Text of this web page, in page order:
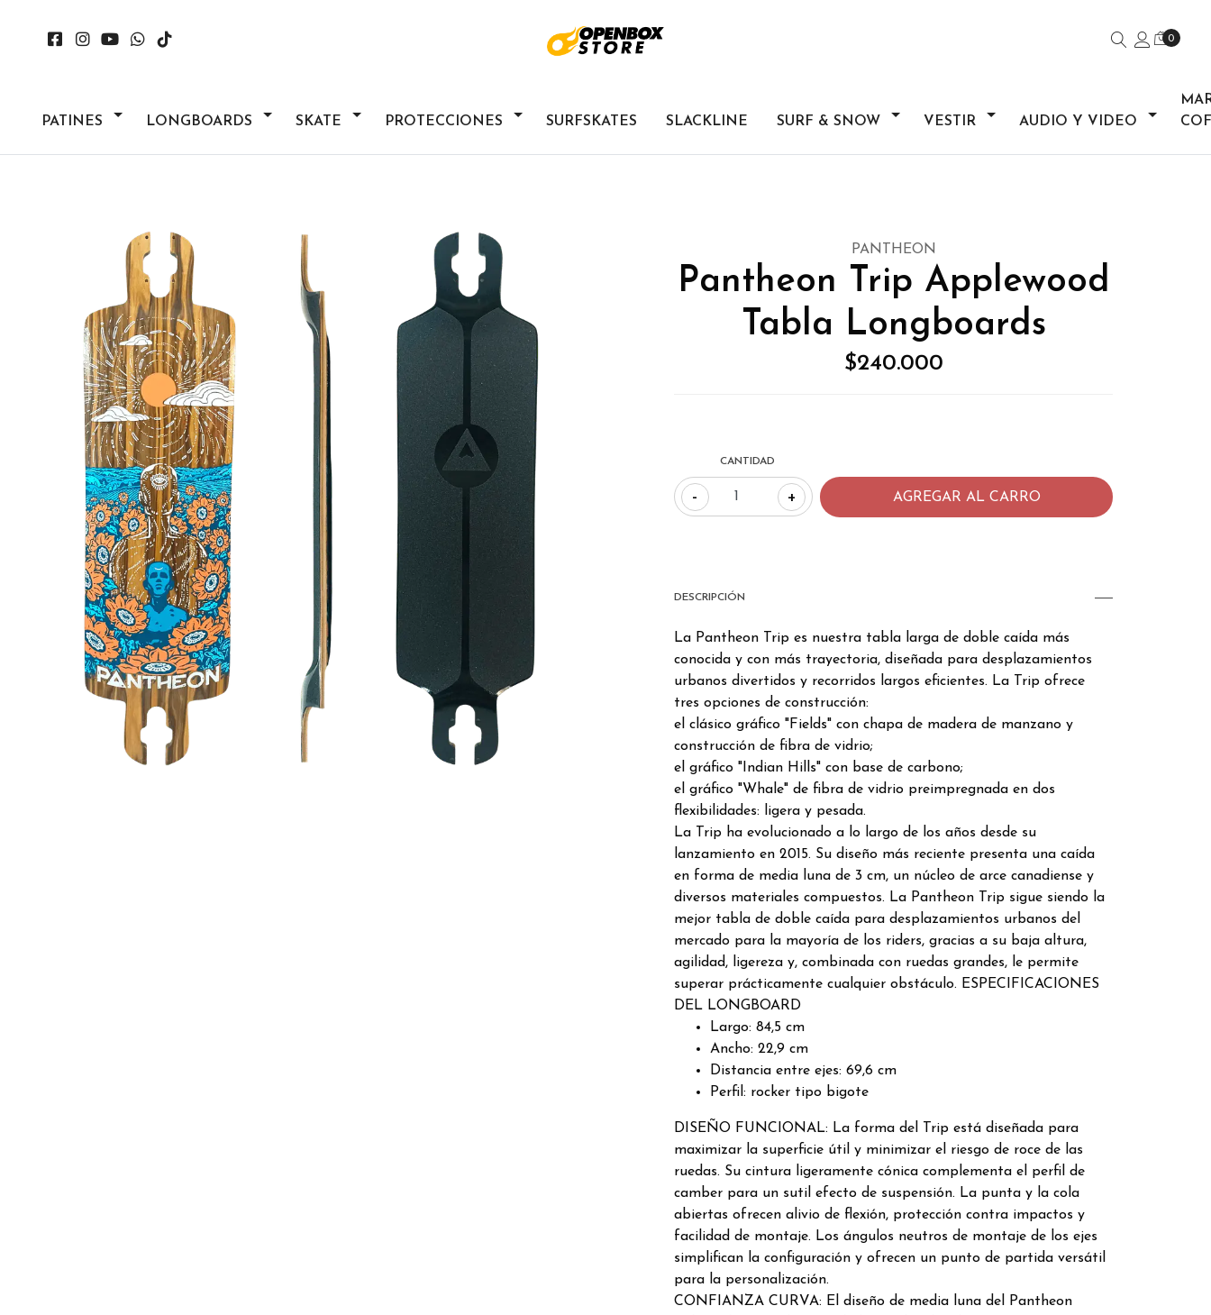
0
PATINES LONGBOARDS SKATE PROTECCIONES SURFSKATES SLACKLINE SURF & SNOW VESTIR AUDIO Y VIDEO
PANTHEON
Pantheon Trip Applewood
Tabla Longboards
$240.000
CANTIDAD
- +
DESCRIPCIÓN
La Pantheon Trip es nuestra tabla larga de doble caída más
conocida y con más trayectoria, diseñada para desplazamientos
urbanos divertidos y recorridos largos eficientes. La Trip ofrece
tres opciones de construcción:
el clásico gráfico "Fields" con chapa de madera de manzano y
construcción de fibra de vidrio;
el gráfico "Indian Hills" con base de carbono;
el gráfico "Whale" de fibra de vidrio preimpregnada en dos
flexibilidades: ligera y pesada.
La Trip ha evolucionado a lo largo de los años desde su
lanzamiento en 2015. Su diseño más reciente presenta una caída
en forma de media luna de 3 cm, un núcleo de arce canadiense y
diversos materiales compuestos. La Pantheon Trip sigue siendo la
mejor tabla de doble caída para desplazamientos urbanos del
mercado para la mayoría de los riders, gracias a su baja altura,
agilidad, ligereza y, combinada con ruedas grandes, le permite
superar prácticamente cualquier obstáculo. ESPECIFICACIONES
DEL LONGBOARD
Largo: 84,5 cm
Ancho: 22,9 cm
Distancia entre ejes: 69,6 cm
Perfil: rocker tipo bigote
DISEÑO FUNCIONAL: La forma del Trip está diseñada para
maximizar la superficie útil y minimizar el riesgo de roce de las
ruedas. Su cintura ligeramente cónica complementa el perfil de
camber para un sutil efecto de suspensión. La punta y la cola
abiertas ofrecen alivio de flexión, protección contra impactos y
facilidad de montaje. Los ángulos neutros de montaje de los ejes
simplifican la configuración y ofrecen un punto de partida versátil
para la personalización.
CONFIANZA CURVA: El diseño de media luna del Pantheon